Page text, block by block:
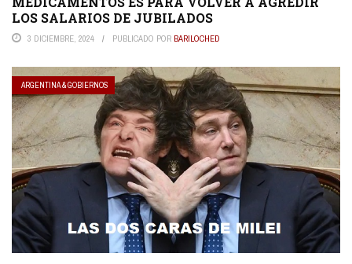
LOS SALARIOS DE JUBILADOS
3 DICIEMBRE, 2024 PUBLICADO POR BARILOCHED
ARGENTINA & GOBIERNOS